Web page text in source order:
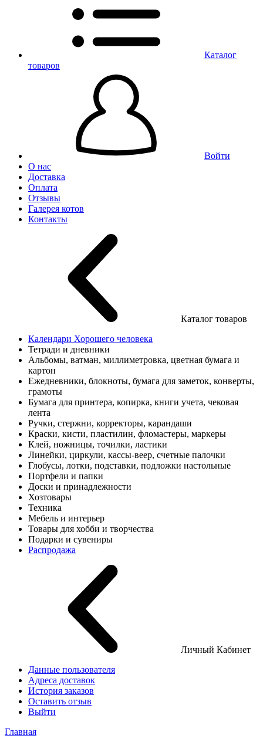
Каталог
товаров
Войти
О нас
Доставка
Оплата
Отзывы
Галерея котов
Контакты
Каталог товаров
Календари Хорошего человека
Тетради и дневники
Альбомы, ватман, миллиметровка, цветная бумага и
картон
Ежедневники, блокноты, бумага для заметок, конверты,
грамоты
Бумага для принтера, копирка, книги учета, чековая
лента
Ручки, стержни, корректоры, карандаши
Краски, кисти, пластилин, фломастеры, маркеры
Клей, ножницы, точилки, ластики
Линейки, циркули, кассы-веер, счетные палочки
Глобусы, лотки, подставки, подложки настольные
Портфели и папки
Доски и принадлежности
Хозтовары
Техника
Мебель и интерьер
Товары для хобби и творчества
Подарки и сувениры
Распродажа
Личный Кабинет
Данные пользователя
Адреса доставок
История заказов
Оставить отзыв
Выйти
Главная